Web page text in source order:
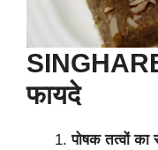
फायदे
पोषक तत्वों का